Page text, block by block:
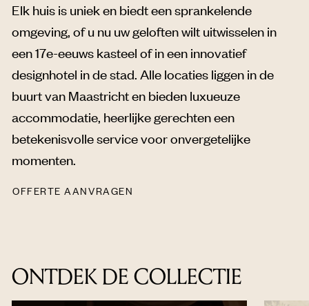
Elk huis is uniek en biedt een sprankelende
omgeving, of u nu uw geloften wilt uitwisselen in
een 17e-eeuws kasteel of in een innovatief
designhotel in de stad. Alle locaties liggen in de
buurt van Maastricht en bieden luxueuze
accommodatie, heerlijke gerechten een
betekenisvolle service voor onvergetelijke
momenten.
OFFERTE AANVRAGEN
ONTDEK DE COLLECTIE